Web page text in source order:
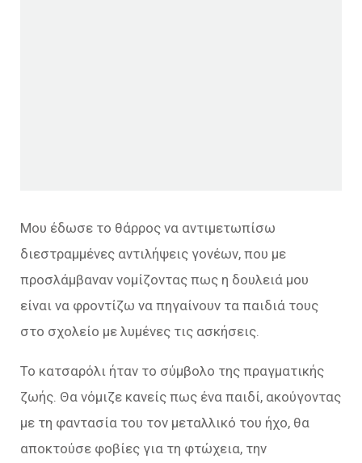
Μου έδωσε το θάρρος να αντιμετωπίσω
διεστραμμένες αντιλήψεις γονέων, που με
προσλάμβαναν νομίζοντας πως η δουλειά μου
είναι να φροντίζω να πηγαίνουν τα παιδιά τους
στο σχολείο με λυμένες τις ασκήσεις.
Το κατσαρόλι ήταν το σύμβολο της πραγματικής
ζωής. Θα νόμιζε κανείς πως ένα παιδί, ακούγοντας
με τη φαντασία του τον μεταλλικό του ήχο, θα
αποκτούσε φοβίες για τη φτώχεια, την